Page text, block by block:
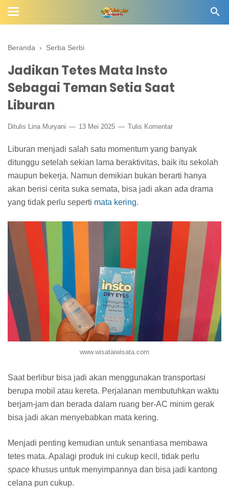
Beranda › Serba Serbi
Jadikan Tetes Mata Insto
Sebagai Teman Setia Saat
Liburan
Ditulis Lina Muryani 13 Mei 2025 Tulis Komentar
Liburan menjadi salah satu momentum yang banyak
ditunggu setelah sekian lama beraktivitas, baik itu sekolah
maupun bekerja. Namun demikian bukan berarti hanya
akan berisi cerita suka semata, bisa jadi akan ada drama
yang tidak perlu seperti mata kering.
www.wisataiwisata.com
Saat berlibur bisa jadi akan menggunakan transportasi
berupa mobil atau kereta. Perjalanan membutuhkan waktu
berjam-jam dan berada dalam ruang ber-AC minim gerak
bisa jadi akan menyebabkan mata kering.
Menjadi penting kemudian untuk senantiasa membawa
tetes mata. Apalagi produk ini cukup kecil, tidak perlu
space khusus untuk menyimpannya dan bisa jadi kantong
celana pun cukup.